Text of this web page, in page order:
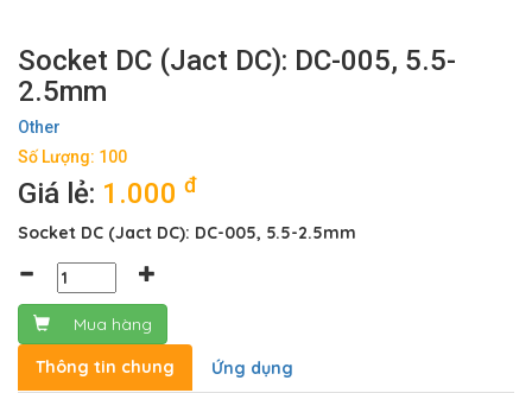
Socket DC (Jact DC): DC-005, 5.5-
2.5mm
Other
Số Lượng: 100
Giá lẻ: 1.000 đ
Socket DC (Jact DC): DC-005, 5.5-2.5mm
Mua hàng
Thông tin chung
Ứng dụng